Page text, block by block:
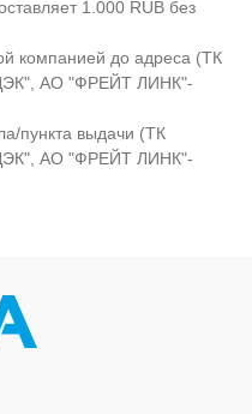
1.000 RUB без
компанией до адреса (ТК
АО "ФРЕЙТ ЛИНК"-
пункта выдачи (ТК
АО "ФРЕЙТ ЛИНК"-